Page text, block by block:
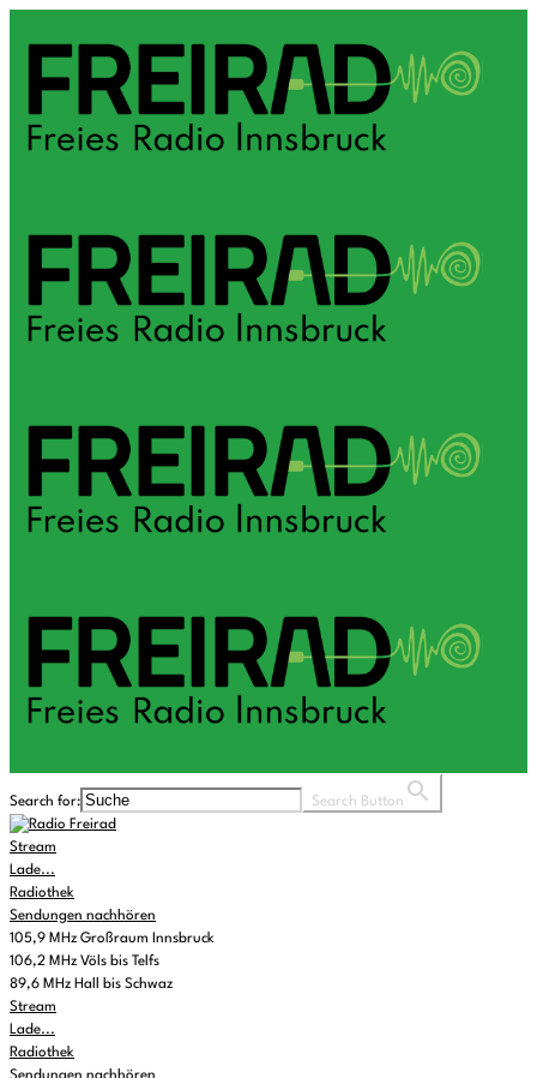
Search for: Search Button
Stream
Lade...
Radiothek
Sendungen nachhören
105,9 MHz Großraum Innsbruck
106,2 MHz Völs bis Telfs
89,6 MHz Hall bis Schwaz
Stream
Lade...
Radiothek